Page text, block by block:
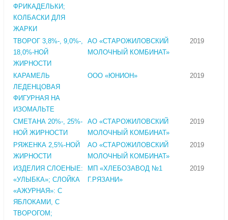
ФРИКАДЕЛЬКИ;
КОЛБАСКИ ДЛЯ
ЖАРКИ
ТВОРОГ 3,8%-, 9,0%-,
18,0%-НОЙ
ЖИРНОСТИ
АО «СТАРОЖИЛОВСКИЙ
МОЛОЧНЫЙ КОМБИНАТ»
2019
КАРАМЕЛЬ
ЛЕДЕНЦОВАЯ
ФИГУРНАЯ НА
ИЗОМАЛЬТЕ
ООО «ЮНИОН» 2019
СМЕТАНА 20%-, 25%-
НОЙ ЖИРНОСТИ
АО «СТАРОЖИЛОВСКИЙ
МОЛОЧНЫЙ КОМБИНАТ»
2019
РЯЖЕНКА 2,5%-НОЙ
ЖИРНОСТИ
АО «СТАРОЖИЛОВСКИЙ
МОЛОЧНЫЙ КОМБИНАТ»
2019
ИЗДЕЛИЯ СЛОЕНЫЕ:
«УЛЫБКА»; СЛОЙКА
«АЖУРНАЯ»: С
ЯБЛОКАМИ, С
ТВОРОГОМ;
МП «ХЛЕБОЗАВОД №1
Г.РЯЗАНИ»
2019